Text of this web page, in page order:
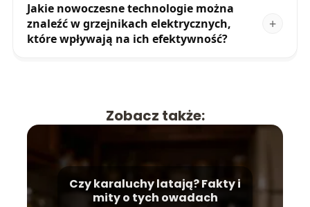
Jakie nowoczesne technologie można
znaleźć w grzejnikach elektrycznych,
które wpływają na ich efektywność?
Zobacz także:
Czy karaluchy latają? Fakty i
mity o tych owadach